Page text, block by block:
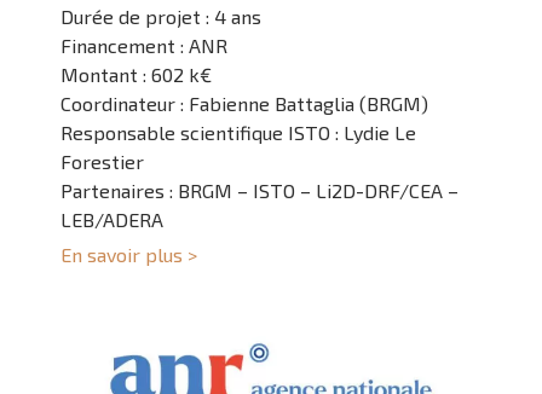
Durée de projet : 4 ans
Financement : ANR
Montant : 602 k€
Coordinateur : Fabienne Battaglia (BRGM)
Responsable scientifique ISTO : Lydie Le
Forestier
Partenaires : BRGM – ISTO – Li2D-DRF/CEA –
LEB/ADERA
En savoir plus >